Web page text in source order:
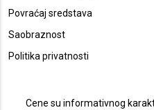
Povraćaj sredstava
Saobraznost
Politika privatnosti
Cene su informativnog